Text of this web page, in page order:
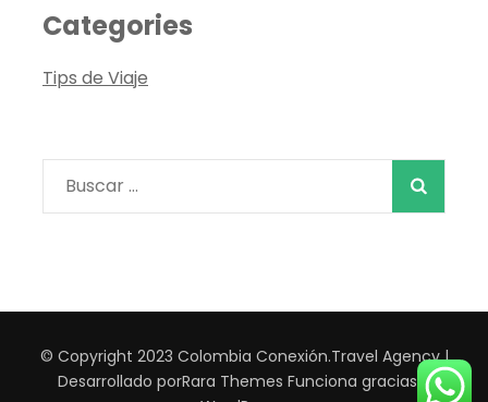
Categories
Tips de Viaje
Buscar:
© Copyright 2023 Colombia Conexión.Travel Agency |
Desarrollado porRara Themes Funciona gracias a